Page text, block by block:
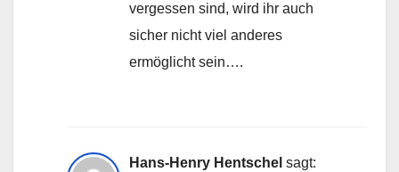
vergessen sind, wird ihr auch
sicher nicht viel anderes
ermöglicht sein….
Hans-Henry Hentschel sagt: